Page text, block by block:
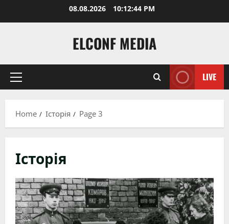
08.08.2026 10:12:45 PM
ELCONF MEDIA
Primary
LIVE
Home Історія Page 3
Історія